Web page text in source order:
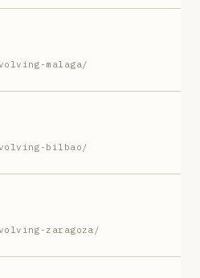
malaga/
bilbao/
zaragoza/